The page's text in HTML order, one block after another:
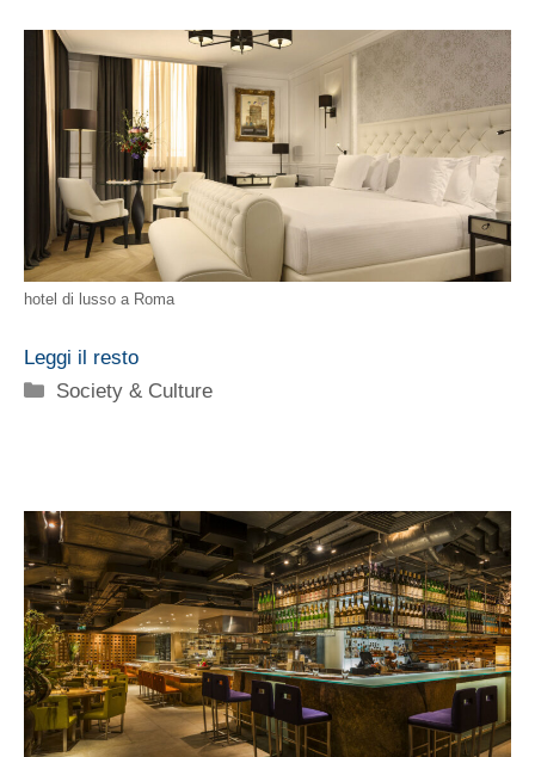
hotel di lusso a Roma
Leggi il resto
Categorie
Society & Culture